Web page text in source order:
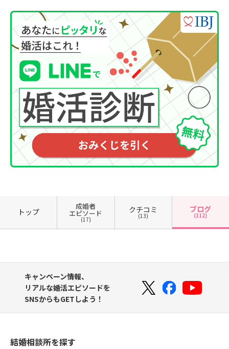
トップ
成婚者
エピソード
(17)
クチコミ
(13)
ブログ
(112)
キャンペーン情報、
リアルな婚活エピソードを
SNSからもGETしよう！
結婚相談所を探す